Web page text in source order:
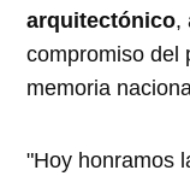
arquitectónico,
compromiso del
memoria
"Hoy honramos